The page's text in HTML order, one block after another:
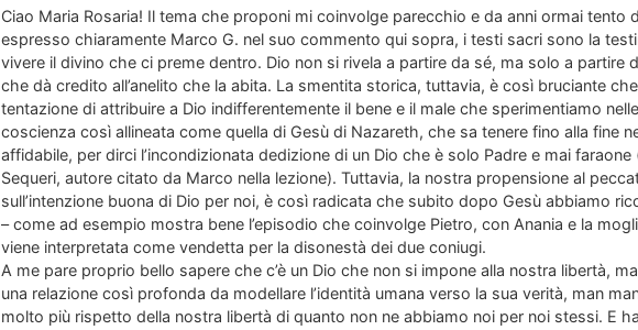
Ciao Maria Rosaria! Il tema che proponi mi coinvolge parecchio e da anni ormai tento
espresso chiaramente Marco G. nel suo commento qui sopra, i testi sacri sono la
vivere il divino che ci preme dentro. Dio non si rivela a partire da sé, ma solo a partire
che dà credito all’anelito che la abita. La smentita storica, tuttavia, è così bruciante
tentazione di attribuire a Dio indifferentemente il bene e il male che sperimentiamo
coscienza così allineata come quella di Gesù di Nazareth, che sa tenere fino alla fine
affidabile, per dirci l’incondizionata dedizione di un Dio che è solo Padre e mai
Sequeri, autore citato da Marco nella lezione). Tuttavia, la nostra propensione al
sull’intenzione buona di Dio per noi, è così radicata che subito dopo Gesù abbiamo
– come ad esempio mostra bene l’episodio che coinvolge Pietro, con Anania e la
viene interpretata come vendetta per la disonestà dei due coniugi.
A me pare proprio bello sapere che c’è un Dio che non si impone alla nostra libertà,
una relazione così profonda da modellare l’identità umana verso la sua verità, man
molto più rispetto della nostra libertà di quanto non ne abbiamo noi per noi stessi. E